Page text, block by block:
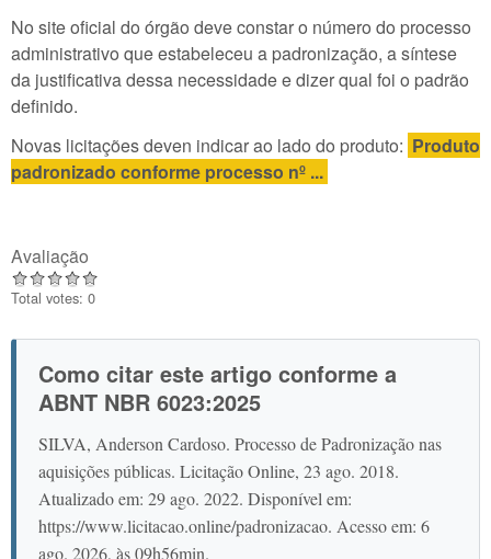
No site oficial do órgão deve constar o número do processo
administrativo que estabeleceu a padronização, a síntese
da justificativa dessa necessidade e dizer qual foi o padrão
definido.
Novas licitações deven indicar ao lado do produto: Produto
padronizado conforme processo nº ...
Avaliação
Total votes: 0
Como citar este artigo conforme a
ABNT NBR 6023:2025
SILVA, Anderson Cardoso. Processo de Padronização nas
aquisições públicas. Licitação Online, 23 ago. 2018.
Atualizado em: 29 ago. 2022. Disponível em:
https://www.licitacao.online/padronizacao. Acesso em: 6
ago. 2026, às 09h56min.